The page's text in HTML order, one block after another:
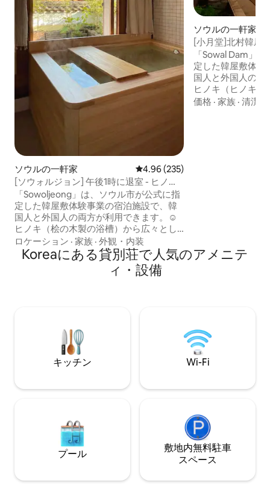
ソウルの一軒家 レビュー235件、5つ星中4.96つ
4.96 (235)
[ソウォルジョン] 午後1時に退室 - ヒノキ
タンがある北村の韓屋でゆったりとプラ
イベートな時間をお楽しみください！
「Sowoljeong」は、ソウル市が公式に指
定した韓屋敷体験事業の宿泊施設で、韓
国人と外国人の両方が利用できます。☺️
ヒノキ（桧の木製の浴槽）から広々とし
た庭を眺めながら癒しを得ることができ
ます。 昼の日差しと夜空の星を見ながら
半身浴を楽しんでください！ プライベー
トな小月亭でブックステイをするのも良
ルミュージアム #アーティストベーカリ
ーなどのホットスポットがあり、景福
宮、イクソン洞、を地路などの観光スポ
ットを徒歩で利用できます ☺️ 【基本料金
KRW（最大4名様まで可能/2名様をおす
リーチェックイン／レイトチェックアウ
問した場合、返金なしで退出処理されま
ロケーション · 家族 · 外観・内装
ソウルの一軒家
[小月堂]北村韓屋
棟の宿泊施設で
楽しみください！
「Sowal Dam」
定した韓屋敷体験
国人と外国人の
ヒノキ（ヒノキ
放的な庭を見なが
は事前にお申し
KRW） ✅ 予約人
価格 ·家族 ·清潔さ
Koreaにある貸別荘で人気のアメニテ
ィ・設備
キッチン Wi-Fi
プール
敷地内無料駐⁠車
ス⁠ペ⁠ー⁠ス